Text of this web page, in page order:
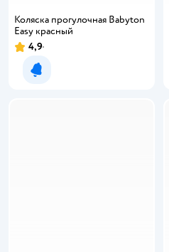
Коляска прогулочная Babyton
Easy красный
4,9
Уведомить о появлении